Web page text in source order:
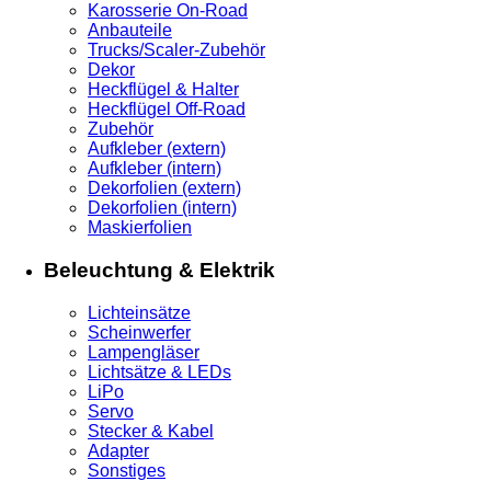
Karosserie On-Road
Anbauteile
Trucks/Scaler-Zubehör
Dekor
Heckflügel & Halter
Heckflügel Off-Road
Zubehör
Aufkleber (extern)
Aufkleber (intern)
Dekorfolien (extern)
Dekorfolien (intern)
Maskierfolien
Beleuchtung & Elektrik
Lichteinsätze
Scheinwerfer
Lampengläser
Lichtsätze & LEDs
LiPo
Servo
Stecker & Kabel
Adapter
Sonstiges